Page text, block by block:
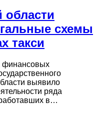
области
схемы
такси
финансовых
выявило
ряда
в…